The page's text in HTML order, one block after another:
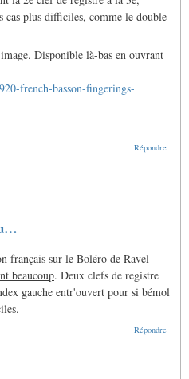
plus difficiles, comme le double
Disponible là-bas en ouvrant
french-basson-fingerings-
Répondre
français sur le Boléro de Ravel
beaucoup. Deux clefs de registre
gauche entr'ouvert pour si bémol
Répondre